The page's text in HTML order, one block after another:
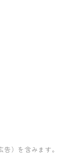
）を含みます。